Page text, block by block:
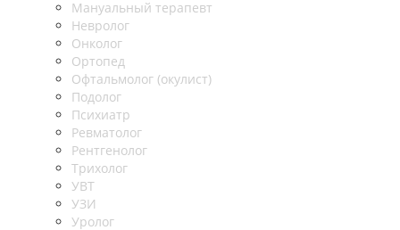
Мануальный терапевт
Невролог
Онколог
Ортопед
Офтальмолог (окулист)
Подолог
Психиатр
Ревматолог
Рентгенолог
Трихолог
УВТ
УЗИ
Уролог